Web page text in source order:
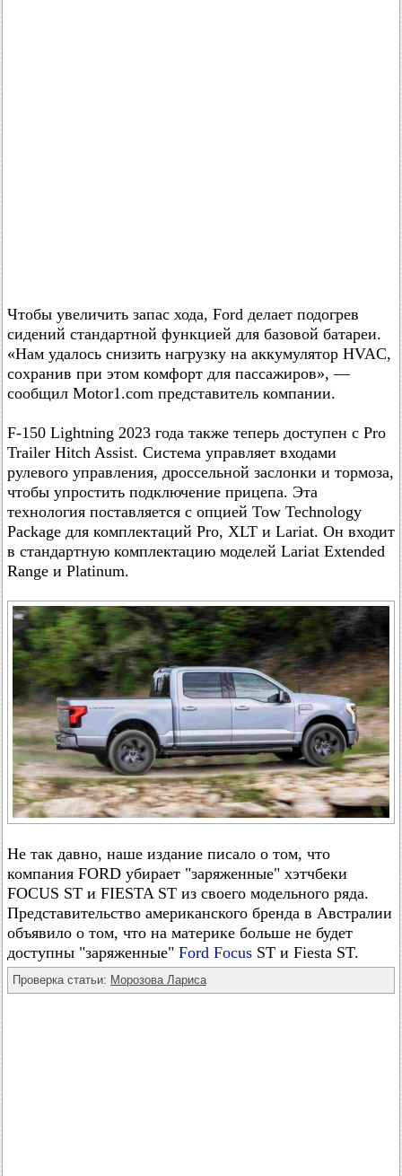
Чтобы увеличить запас хода, Ford делает подогрев
сидений стандартной функцией для базовой батареи.
«Нам удалось снизить нагрузку на аккумулятор HVAC,
сохранив при этом комфорт для пассажиров», —
сообщил Motor1.com представитель компании.
F-150 Lightning 2023 года также теперь доступен с Pro
Trailer Hitch Assist. Система управляет входами
рулевого управления, дроссельной заслонки и тормоза,
чтобы упростить подключение прицепа. Эта
технология поставляется с опцией Tow Technology
Package для комплектаций Pro, XLT и Lariat. Он входит
в стандартную комплектацию моделей Lariat Extended
Range и Platinum.
Не так давно, наше издание писало о том, что
компания FORD убирает "заряженные" хэтчбеки
FOCUS ST и FIESTA ST из своего модельного ряда.
Представительство американского бренда в Австралии
объявило о том, что на материке больше не будет
доступны "заряженные" Ford Focus ST и Fiesta ST.
Проверка статьи: Морозова Лариса